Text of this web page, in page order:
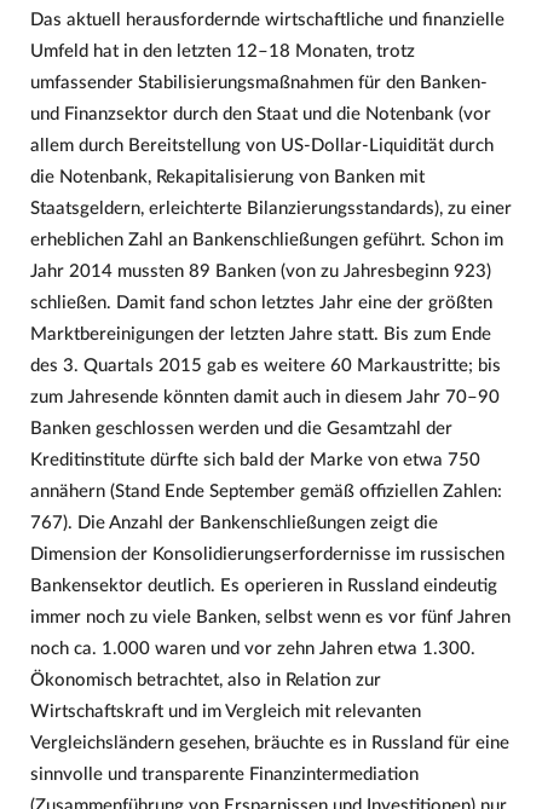
Das aktuell herausfordernde wirtschaftliche und finanzielle
Umfeld hat in den letzten 12–18 Monaten, trotz
umfassender Stabilisierungsmaßnahmen für den Banken-
und Finanzsektor durch den Staat und die Notenbank (vor
allem durch Bereitstellung von US-Dollar-Liquidität durch
die Notenbank, Rekapitalisierung von Banken mit
Staatsgeldern, erleichterte Bilanzierungsstandards), zu einer
erheblichen Zahl an Bankenschließungen geführt. Schon im
Jahr 2014 mussten 89 Banken (von zu Jahresbeginn 923)
schließen. Damit fand schon letztes Jahr eine der größten
Marktbereinigungen der letzten Jahre statt. Bis zum Ende
des 3. Quartals 2015 gab es weitere 60 Markaustritte; bis
zum Jahresende könnten damit auch in diesem Jahr 70–90
Banken geschlossen werden und die Gesamtzahl der
Kreditinstitute dürfte sich bald der Marke von etwa 750
annähern (Stand Ende September gemäß offiziellen Zahlen:
767). Die Anzahl der Bankenschließungen zeigt die
Dimension der Konsolidierungserfordernisse im russischen
Bankensektor deutlich. Es operieren in Russland eindeutig
immer noch zu viele Banken, selbst wenn es vor fünf Jahren
noch ca. 1.000 waren und vor zehn Jahren etwa 1.300.
Ökonomisch betrachtet, also in Relation zur
Wirtschaftskraft und im Vergleich mit relevanten
Vergleichsländern gesehen, bräuchte es in Russland für eine
sinnvolle und transparente Finanzintermediation